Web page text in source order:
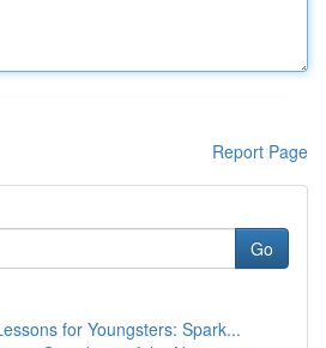
Report Page
Go
for Youngsters: Spark...